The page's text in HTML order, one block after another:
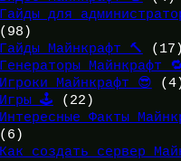
Гайды для
(98)
Гайды Майнкрафт 🔨
(17)
Генераторы Майнкрафт 🔁
Игроки Майнкрафт 😎
Игры 🕹️ (22)
Интересные Факты
(6)
Как создать сервер